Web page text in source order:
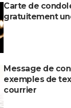
Carte de
gratuitement
Message de
exemples de
courrier